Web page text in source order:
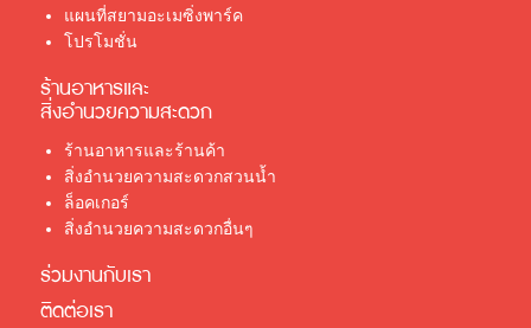
แผนที่สยามอะเมซิ่งพาร์ค
โปรโมชั่น
ร้านอาหารและ
สิ่งอำนวยความสะดวก
ร้านอาหารและร้านค้า
สิ่งอำนวยความสะดวกสวนน้ำ
ล็อคเกอร์
สิ่งอำนวยความสะดวกอื่นๆ
ร่วมงานกับเรา
ติดต่อเรา